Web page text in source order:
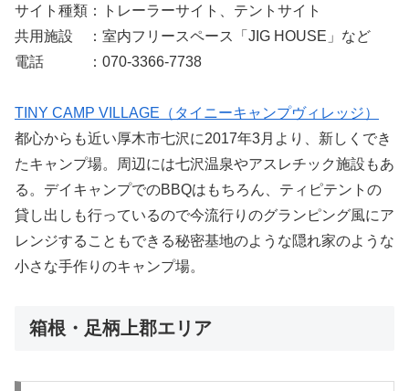
サイト種類：トレーラーサイト、テントサイト
共用施設 ：室内フリースペース「JIG HOUSE」など
電話 ：070-3366-7738
TINY CAMP VILLAGE（タイニーキャンプヴィレッジ）
都心からも近い厚木市七沢に2017年3月より、新しくでき
たキャンプ場。周辺には七沢温泉やアスレチック施設もあ
る。デイキャンプでのBBQはもちろん、ティピテントの
貸し出しも行っているので今流行りのグランピング風にア
レンジすることもできる秘密基地のような隠れ家のような
小さな手作りのキャンプ場。
箱根・足柄上郡エリア